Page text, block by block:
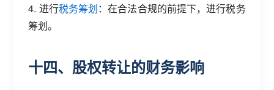
4. 进行税务筹划：在合法合规的前提下，进行税务
筹划。
十四、股权转让的财务影响